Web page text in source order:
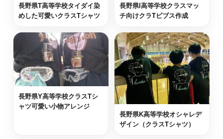
茅野市 最短2日後お届け
飯山市 最短2日後お届け
東筑摩郡筑北村 最短2日後お届け
北佐久郡御代田町 最短2日後お届け
長野県T高等学校タイダイ染
めした可愛いクラスTシャツ
長野県I高等学校クラスマッ
チ向けクラTビブス作成
長野県Y高等学校クラスTシ
ャツ可愛い小物アレンジ
長野県K高等学校オシャレデ
ザイン（クラスTシャツ）